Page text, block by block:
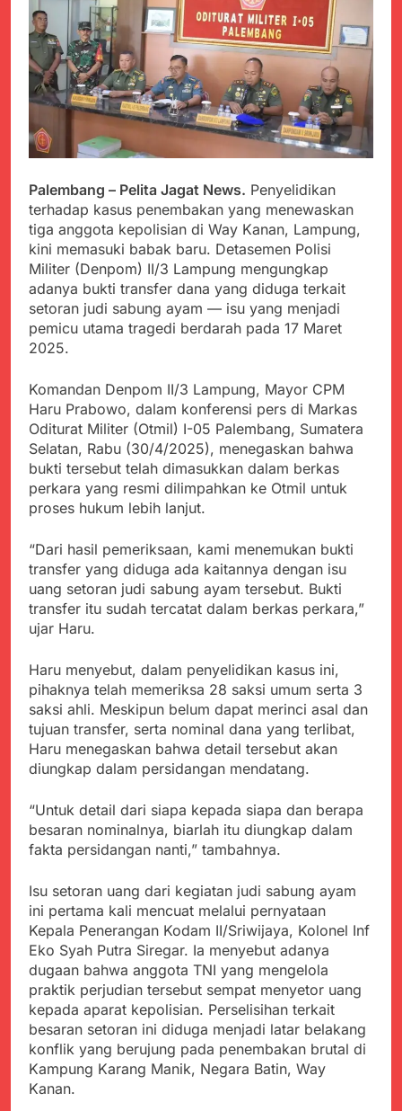
ADE SEBUT
PENYELENGGARAAN
SANGAT BAIK
Juli 22, 2024
Terungkap Dalang
Pemasok BHP Alkes ke
Puskesmas-
Puskesmas se-
kabupaten Sukabumi
selama 7 Tahun.
Juli 22, 2024
Warga Tersenyum
Bahagia Saat Satgas
Yonif 310/KK Bagikan
Puluhan Pakaian
Juli 22, 2024
Diduga Kadinkes Kab.
dalam pengadaan obat
akan kadaluarsa di
puskesmas.
Juli 22, 2024
Menkes diharap sidak
ke Dinkes dan keseluruh
Puskesmas di Kab.
Sukabumi terkait
Dugaan beredar nya
Obat obatan Kadaluarsa
Juli 21, 2024
Polres Sumenep
Ungkap Kasus
Pencabulan Terhadap
Anak
Juli 21, 2024
Kisruh terkait Dugaan
Komisi 4 DPRD
Kabupaten Sukabumi
Angkat Bicara
Perindah Gereja,
Satgas Yonif 310/KK
Lakukan Pengecatan
Dan Pembenahan
Juli 21, 2024
Kadinkes kab. Sukabumi
Angkat Bicara Terkait
Dugaan pembelian obat
yang akan Kadaluarsa
Juli 21, 2024
Diduga Pembelian Obat
Kab. Sukabumi yang
akan Kadaluarsa.
Juli 20, 2024
Tunjukan
Perhatiannya, Satgas
Yonif 310/KK Berikan
Juli 20, 2024
Terbaru Kasus Dago
Elos
Juli 20, 2024
Kejaksaan Negeri Kab
Sukabumi didesak usut
Tuntas Dugaan
penyelewengan
Pengadaan Buku Simi
Juli 19, 2024
Diduga Kuat
Inspektorat Kab,
menyalahgunakan
Anggaran Thn 2023.
Sambut Tahun Ajaran
Baru, Satgas Yonif
310/KK Ajak Pelajar
Sekolah
Juli 19, 2024
2023 Kab.Sukabumi
Sebesar Rp 31 Miliar
Juli 16, 2024
Data Ganda Capai 6
Juta, BGN Benahi Basis
Penerima Program
Makan Bergizi Gratis
Agustus 6, 2026
Zulhas Pastikan SPPG
di Wilayah 3T Tuntas
Pekan Ini, Integrasi
Data MBG Hampir
Rampung
Agustus 6, 2026
Bobby Maulana Pastikan
Kawasan Kuliner Ahmad
Palembang – Pelita Jagat News. Penyelidikan
terhadap kasus penembakan yang menewaskan
tiga anggota kepolisian di Way Kanan, Lampung,
kini memasuki babak baru. Detasemen Polisi
Militer (Denpom) II/3 Lampung mengungkap
adanya bukti transfer dana yang diduga terkait
setoran judi sabung ayam — isu yang menjadi
pemicu utama tragedi berdarah pada 17 Maret
2025.
Komandan Denpom II/3 Lampung, Mayor CPM
Haru Prabowo, dalam konferensi pers di Markas
Oditurat Militer (Otmil) I-05 Palembang, Sumatera
Selatan, Rabu (30/4/2025), menegaskan bahwa
bukti tersebut telah dimasukkan dalam berkas
perkara yang resmi dilimpahkan ke Otmil untuk
proses hukum lebih lanjut.
“Dari hasil pemeriksaan, kami menemukan bukti
transfer yang diduga ada kaitannya dengan isu
uang setoran judi sabung ayam tersebut. Bukti
transfer itu sudah tercatat dalam berkas perkara,”
ujar Haru.
Haru menyebut, dalam penyelidikan kasus ini,
pihaknya telah memeriksa 28 saksi umum serta 3
saksi ahli. Meskipun belum dapat merinci asal dan
tujuan transfer, serta nominal dana yang terlibat,
Haru menegaskan bahwa detail tersebut akan
diungkap dalam persidangan mendatang.
“Untuk detail dari siapa kepada siapa dan berapa
besaran nominalnya, biarlah itu diungkap dalam
fakta persidangan nanti,” tambahnya.
Isu setoran uang dari kegiatan judi sabung ayam
ini pertama kali mencuat melalui pernyataan
Kepala Penerangan Kodam II/Sriwijaya, Kolonel Inf
Eko Syah Putra Siregar. Ia menyebut adanya
dugaan bahwa anggota TNI yang mengelola
praktik perjudian tersebut sempat menyetor uang
kepada aparat kepolisian. Perselisihan terkait
besaran setoran ini diduga menjadi latar belakang
konflik yang berujung pada penembakan brutal di
Kampung Karang Manik, Negara Batin, Way
Kanan.